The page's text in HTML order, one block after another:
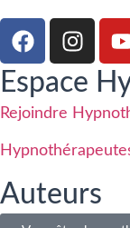
Espace
Rejoindre
Auteurs